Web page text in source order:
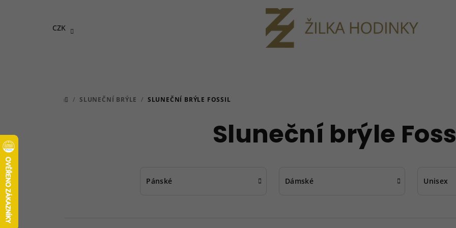
CZK
DOMŮ
/ SLUNEČNÍ BRÝLE / SLUNEČNÍ BRÝLE FOSSIL
Sluneční brýle
Pánské Dámské Unisex